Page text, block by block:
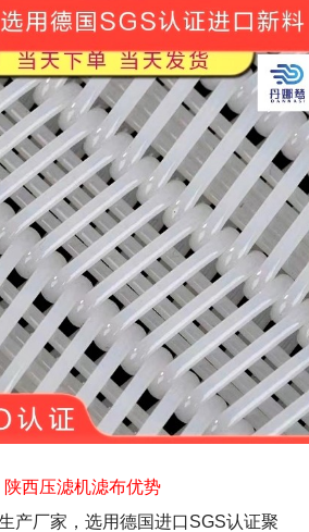
陕西压滤机滤布优势
产厂家，选用德国进口SGS认证聚